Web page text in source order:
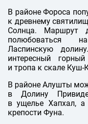
В районе Фороса
к древнему
Солнца. Маршрут
полюбоваться
Ласпинскую
интересный
и тропа к скале
В районе Алушты
в Долину
в ущелье Хапхал, а
крепости Фуна.